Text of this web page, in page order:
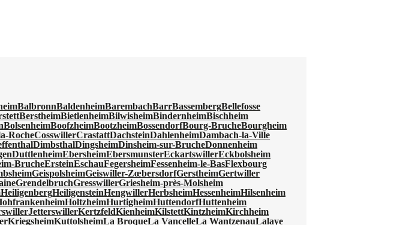
BalbronnBaldenheimBarembachBarrBassembergBellefosse
BerstheimBietlenheimBilwisheimBindernheimBischheim
BolsenheimBoofzheimBootzheimBossendorfBourg-BrucheBourgheim
RocheCosswillerCrastattDachsteinDahlenheimDambach-la-Ville
DimbsthalDingsheimDinsheim-sur-BrucheDonnenheim
DuttlenheimEbersheimEbersmunsterEckartswillerEckbolsheim
BrucheErsteinEschauFegersheimFessenheim-le-BasFlexbourg
GeispolsheimGeiswiller-ZœbersdorfGerstheimGertwiller
GrendelbruchGresswillerGriesheim-près-Molsheim
HeiligenbergHeiligensteinHengwillerHerbsheimHessenheimHilsenheim
HoltzheimHurtigheimHuttendorfHuttenheim
JetterswillerKertzfeldKienheimKilstettKintzheimKirchheim
KriegsheimKuttolsheimLa BroqueLa VancelleLa WantzenauLalaye